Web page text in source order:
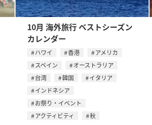
10月 海外旅行 ベストシーズン
カレンダー
ハワイ 香港
アメリカ
スペイン
オーストラリア
台湾
韓国
イタリア
インドネシア
お祭り・イベント
アクティビティ
秋